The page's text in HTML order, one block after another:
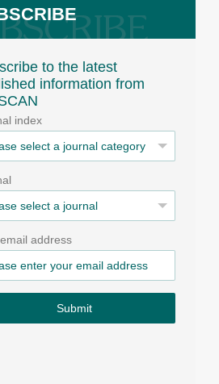
to the latest
information from
index
address
Submit